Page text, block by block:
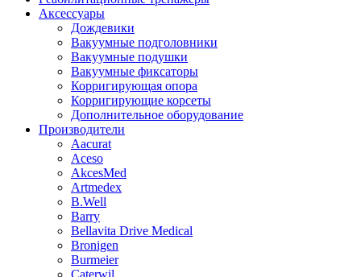
Аксессуары
Дождевики
Вакуумные подголовники
Вакуумные подушки
Вакуумные фиксаторы
Корригирующая опора
Корригирующие корсеты
Дополнительное оборудование
Производители
Aacurat
Aceso
AkcesMed
Artmedex
B.Well
Barry
Bellavita Drive Medical
Bronigen
Burmeier
Caterwil